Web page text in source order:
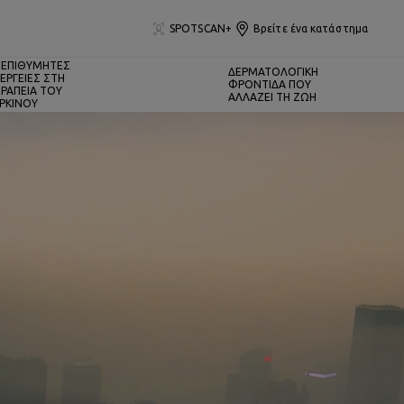
SPOTSCAN+ Βρείτε ένα κατάστημα
ΣΤΗ
ΤΟΥ
ΔΕΡΜΑΤΟΛΟΓΙΚΗ
ΦΡΟΝΤΙΔΑ ΠΟΥ
ΑΛΛΑΖΕΙ ΤΗ ΖΩΗ